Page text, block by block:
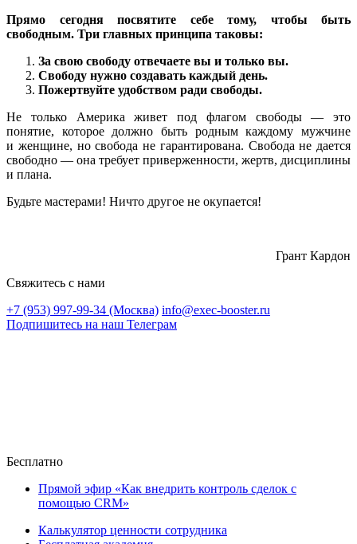
Прямо сегодня посвятите себе тому, чтобы быть
свободным. Три главных принципа таковы:
За свою свободу отвечаете вы и только вы.
Свободу нужно создавать каждый день.
Пожертвуйте удобством ради свободы.
Не только Америка живет под флагом свободы — это
понятие, которое должно быть родным каждому мужчине
и женщине, но свобода не гарантирована. Свобода не дается
свободно — она требует приверженности, жертв, дисциплины
и плана.
Будьте мастерами! Ничто другое не окупается!
Грант Кардон
Свяжитесь с нами
+7 (953) 997-99-34 (Москва) info@exec-booster.ru
Подпишитесь на наш Телеграм
Бесплатно
Прямой эфир «Как внедрить контроль сделок с
помощью CRM»
Калькулятор ценности сотрудника